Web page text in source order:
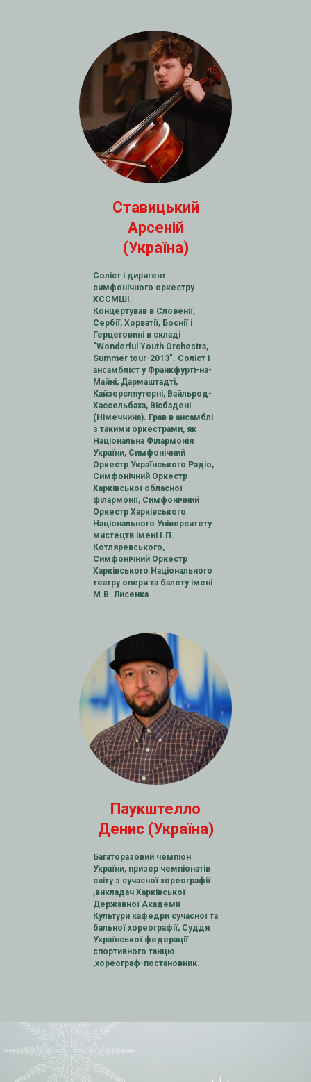
Ставицький
Арсеній
(Україна)
Соліст і диригент
симфонічного оркестру
ХССМШІ.
Концертував в Словенії,
Сербії, Хорватії, Боснії і
Герцеговині в складі
"Wonderful Youth Orchestra,
Summer tour-2013". Соліст і
ансамбліст у Франкфурті-на-
Майні, Дармаштадті,
Кайзерсляутерні, Вайльрод-
Хассельбаха, Вісбадені
(Німеччина). Грав в ансамблі
з такими оркестрами, як
Національна Філармонія
України, Симфонічний
Оркестр Українського Радіо,
Симфонічний Оркестр
Харківської обласної
філармонії, Симфонічний
Оркестр Харківського
Національного Університету
мистецтв імені І.П.
Котляревського,
Симфонічний Оркестр
Харківського Національного
театру опери та балету імені
М.В. Лисенка
Паукштелло
Денис (Україна)
Багаторазовий чемпіон
України, призер чемпіонатів
світу з сучасної хореографії
,викладач Харківської
Державної Академії
Культури кафедри сучасної та
бальної хореографії, Суддя
Української федерації
спортивного танцю
,хореограф-постановник.